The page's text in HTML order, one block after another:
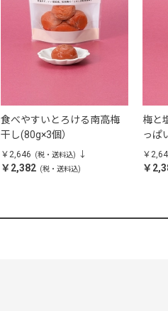
食べやすいとろける南高梅
干し(80g×3個）
￥2,646 (税・送料込)
￥2,382 (税・送料込)
梅と
っぱ
￥
￥